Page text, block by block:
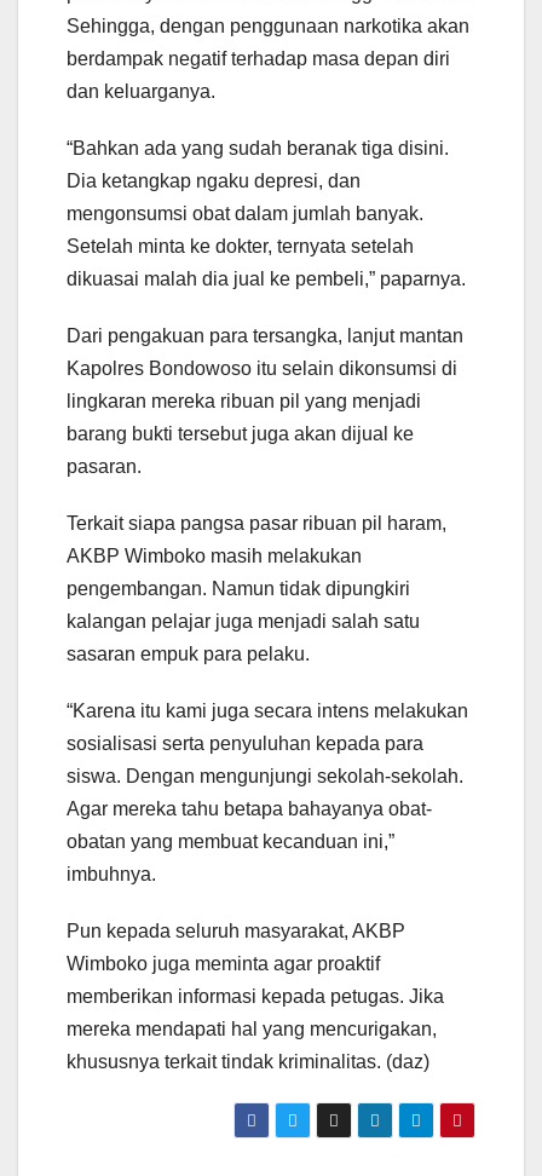
Sehingga, dengan penggunaan narkotika akan
berdampak negatif terhadap masa depan diri
dan keluarganya.
“Bahkan ada yang sudah beranak tiga disini.
Dia ketangkap ngaku depresi, dan
mengonsumsi obat dalam jumlah banyak.
Setelah minta ke dokter, ternyata setelah
dikuasai malah dia jual ke pembeli,” paparnya.
Dari pengakuan para tersangka, lanjut mantan
Kapolres Bondowoso itu selain dikonsumsi di
lingkaran mereka ribuan pil yang menjadi
barang bukti tersebut juga akan dijual ke
pasaran.
Terkait siapa pangsa pasar ribuan pil haram,
AKBP Wimboko masih melakukan
pengembangan. Namun tidak dipungkiri
kalangan pelajar juga menjadi salah satu
sasaran empuk para pelaku.
“Karena itu kami juga secara intens melakukan
sosialisasi serta penyuluhan kepada para
siswa. Dengan mengunjungi sekolah-sekolah.
Agar mereka tahu betapa bahayanya obat-
obatan yang membuat kecanduan ini,”
imbuhnya.
Pun kepada seluruh masyarakat, AKBP
Wimboko juga meminta agar proaktif
memberikan informasi kepada petugas. Jika
mereka mendapati hal yang mencurigakan,
khususnya terkait tindak kriminalitas. (daz)